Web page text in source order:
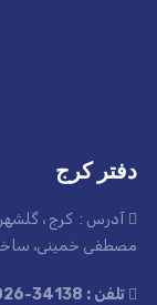
دفتر کرج
آدرس : کرج ، گلشهر،
مصطفی خمینی،
تلفن : 34138-026